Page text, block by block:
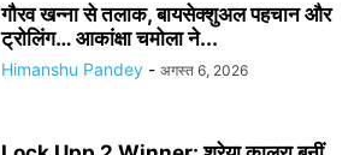
गौरव खन्ना से तलाक, बायसेक्शुअल पहचान और
ट्रोलिंग… आकांक्षा चमोला ने...
Himanshu Pandey - अगस्त 6, 2026